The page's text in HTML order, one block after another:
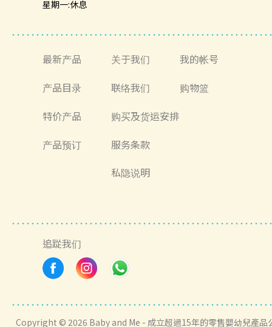
星期一:休息
最新产品
产品目录
特价产品
产品预订
关于我们
联络我们
购买及货运安排
服务条款
私隐说明
我的帐号
购物篮
追踨我们
Copyright © 2026 Baby and Me - 成立超過15年的零售嬰幼兒產品